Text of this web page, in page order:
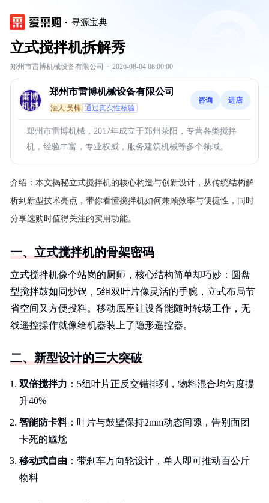
寻源宝典
立式搅拌机拆解秀
郑州市雷博机械设备有限公司 · 2026-08-04 08:00:00
郑州市雷博机械设备有限公司
法人:吴楠 通过真实性核验
咨询 进店
郑州市雷博机械，2017年成立于郑州荥阳，专营各类搅拌
机，经验丰富，专业权威，服务建筑机械等多个领域。
介绍： 本文揭秘立式搅拌机的核心构造与创新设计，从传统结构解
析到新型技术亮点，带你看懂搅拌机如何兼顾效率与便捷性，同时
分享选购时值得关注的实用功能。
一、立式搅拌机的骨架密码
立式搅拌机像个站岗的厨师，核心结构简单却巧妙：圆盘
型搅拌鼓如同炒锅，5组双叶片像灵活的手腕，立式布局节
省空间又方便投料。移动底座让设备能随时转场工作，无
线遥控操作就像给机器装上了隐形遥控器。
二、新型设计的三大突破
双倍搅拌力 ：5组叶片正反交错排列，物料混合均匀度提
升40%
智能防卡料：叶片与鼓壁保持2mm动态间隙，告别面团
卡死的尴尬
移动式自由 ：带刹车万向轮设计，单人即可推动百公斤
物料